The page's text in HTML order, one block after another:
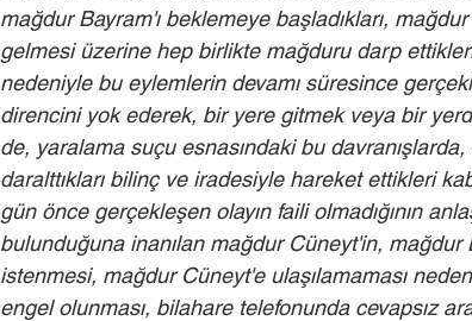
mağdur Bayram'ı beklemeye başladıkları,
gelmesi üzerine hep birlikte mağduru darp
nedeniyle bu eylemlerin devamı süresince
direncini yok ederek, bir yere gitmek veya bir
de, yaralama suçu esnasındaki bu
daralttıkları bilinç ve iradesiyle hareket ettikleri
gün önce gerçekleşen olayın faili olmadığının
bulunduğuna inanılan mağdur Cüneyt'in,
istenmesi, mağdur Cüneyt'e ulaşılamaması
engel olunması, bilahare telefonunda cevapsız